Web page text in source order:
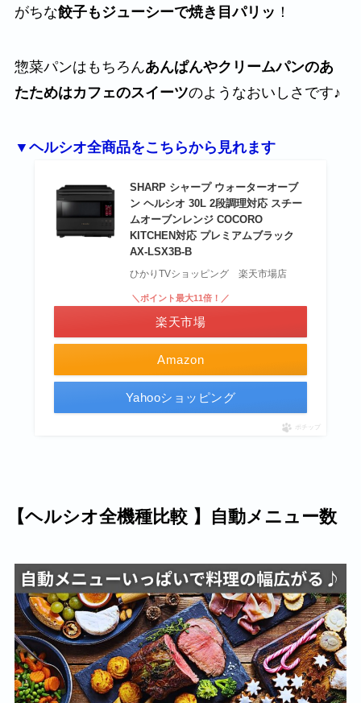
がちな餃子もジューシーで焼き目パリッ ！
惣菜パンはもちろんあんぱんやクリームパンのあ
たためはカフェのスイーツのようなおいしさです♪
▼ヘルシオ全商品をこちらから見れます
SHARP シャープ ウォーターオーブ
ン ヘルシオ 30L 2段調理対応 スチー
ムオーブンレンジ COCORO
KITCHEN対応 プレミアムブラック
AX-LSX3B-B
ひかりTVショッピング 楽天市場店
Amazon
＼ポイント最大11倍！／
楽天市場
Yahooショッピング
ポチップ
【ヘルシオ全機種比較 】自動メニュー数